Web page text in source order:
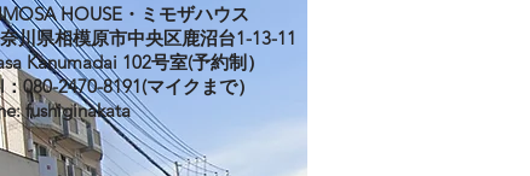
HOUSE・ミモザハウス
川県相模原市中央区鹿沼台1-13-11
Kanumadai 102号室(予約制）
：080-2470-8191(マイクまで）
fushiginakata